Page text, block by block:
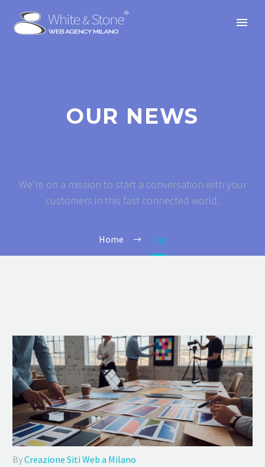
OUR NEWS
We’re on a mission to start a conversation with your
customers in this fast connected world.
Home Tag
ByCreazione Siti Web a Milano